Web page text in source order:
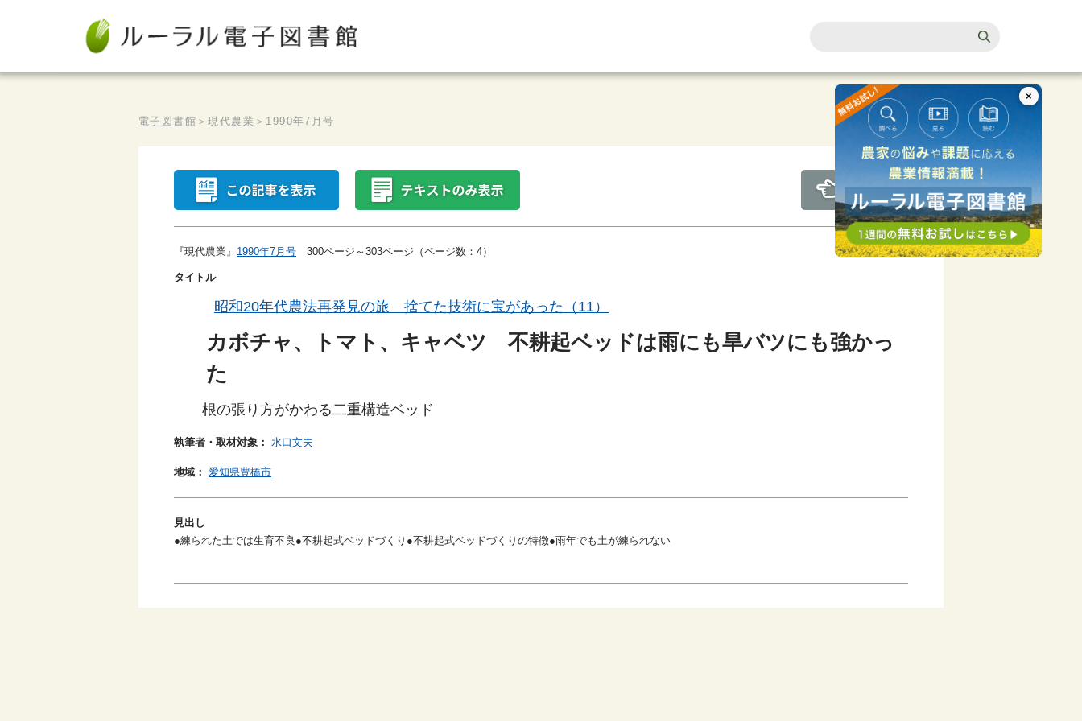
電子図書館 ＞現代農業 ＞ 1990年7月号
『現代農業』 1990年7月号 300ページ～303ページ（ページ数：4）
タイトル
昭和20年代農法再発見の旅 捨てた技術に宝があった（11）
カボチャ、トマト、キャベツ 不耕起ベッドは雨にも旱バツにも強かっ
た
根の張り方がかわる二重構造ベッド
執筆者・取材対象： 水口文夫
地域： 愛知県豊橋市
見出し
●練られた土では生育不良●不耕起式ベッドづくり●不耕起式ベッドづくりの特徴●雨年でも土が練られない
×